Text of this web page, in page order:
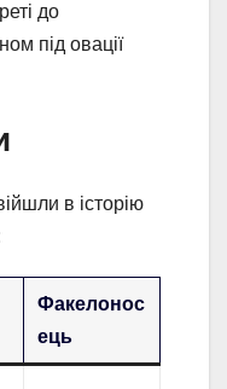
до
під овації
в історію
Факелонос
ець